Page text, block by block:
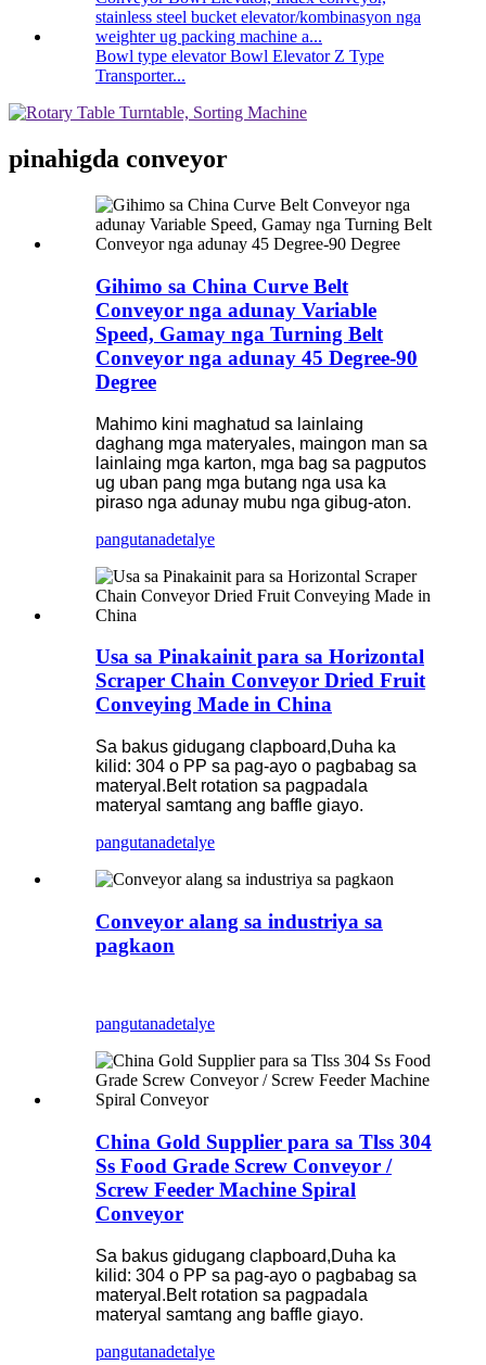
Bowl type elevator Bowl Elevator Z Type
Transporter...
pinahigda conveyor
Gihimo sa China Curve Belt
Conveyor nga adunay Variable
Speed, Gamay nga Turning Belt
Conveyor nga adunay 45 Degree-90
Degree
Mahimo kini maghatud sa lainlaing
daghang mga materyales, maingon man sa
lainlaing mga karton, mga bag sa pagputos
ug uban pang mga butang nga usa ka
piraso nga adunay mubu nga gibug-aton.
pangutanadetalye
Usa sa Pinakainit para sa Horizontal
Scraper Chain Conveyor Dried Fruit
Conveying Made in China
Sa bakus gidugang clapboard,Duha ka
kilid: 304 o PP sa pag-ayo o pagbabag sa
materyal.Belt rotation sa pagpadala
materyal samtang ang baffle giayo.
pangutanadetalye
Conveyor alang sa industriya sa
pagkaon
pangutanadetalye
China Gold Supplier para sa Tlss 304
Ss Food Grade Screw Conveyor /
Screw Feeder Machine Spiral
Conveyor
Sa bakus gidugang clapboard,Duha ka
kilid: 304 o PP sa pag-ayo o pagbabag sa
materyal.Belt rotation sa pagpadala
materyal samtang ang baffle giayo.
pangutanadetalye